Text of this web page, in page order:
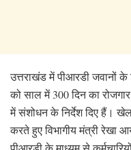
उत्तराखंड में पीआरडी जवानों
को साल में 300 दिन का
में संशोधन के निर्देश दिए हैं।
करते हुए विभागीय मंत्री रेखा